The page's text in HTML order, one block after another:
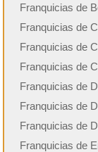
Franquicias de
Franquicias de
Franquicias de
Franquicias de
Franquicias de
Franquicias de
Franquicias de
Franquicias de